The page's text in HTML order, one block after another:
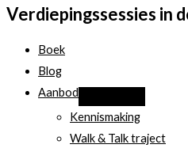
Verdiepingssessies in
Boek
Blog
Aanbod
Kennismaking
Walk & Talk traject